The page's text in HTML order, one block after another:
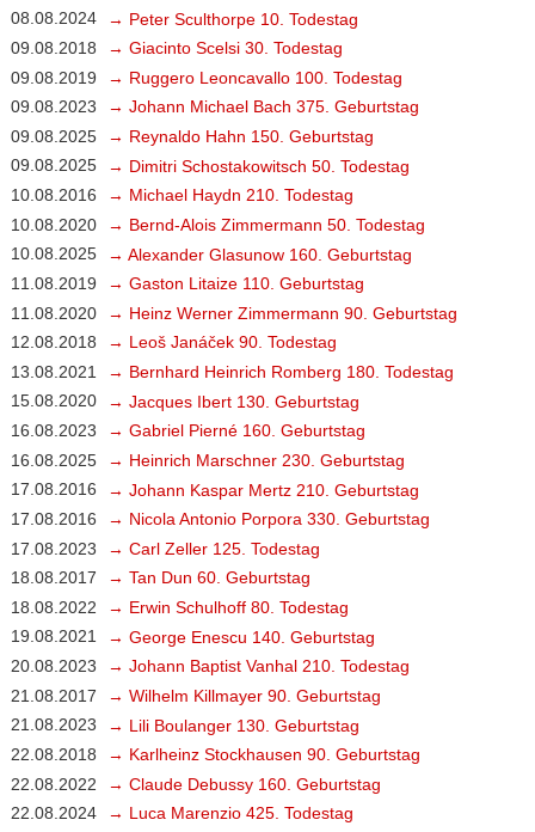
08.08.2024
→ Peter Sculthorpe 10. Todestag
09.08.2018
→ Giacinto Scelsi 30. Todestag
09.08.2019
→ Ruggero Leoncavallo 100. Todestag
09.08.2023
→ Johann Michael Bach 375. Geburtstag
09.08.2025
→ Reynaldo Hahn 150. Geburtstag
09.08.2025
→ Dimitri Schostakowitsch 50. Todestag
10.08.2016
→ Michael Haydn 210. Todestag
10.08.2020
→ Bernd-Alois Zimmermann 50. Todestag
10.08.2025
→ Alexander Glasunow 160. Geburtstag
11.08.2019
→ Gaston Litaize 110. Geburtstag
11.08.2020
→ Heinz Werner Zimmermann 90. Geburtstag
12.08.2018
→ Leoš Janáček 90. Todestag
13.08.2021
→ Bernhard Heinrich Romberg 180. Todestag
15.08.2020
→ Jacques Ibert 130. Geburtstag
16.08.2023
→ Gabriel Pierné 160. Geburtstag
16.08.2025
→ Heinrich Marschner 230. Geburtstag
17.08.2016
→ Johann Kaspar Mertz 210. Geburtstag
17.08.2016
→ Nicola Antonio Porpora 330. Geburtstag
17.08.2023
→ Carl Zeller 125. Todestag
18.08.2017
→ Tan Dun 60. Geburtstag
18.08.2022
→ Erwin Schulhoff 80. Todestag
19.08.2021
→ George Enescu 140. Geburtstag
20.08.2023
→ Johann Baptist Vanhal 210. Todestag
21.08.2017
→ Wilhelm Killmayer 90. Geburtstag
21.08.2023
→ Lili Boulanger 130. Geburtstag
22.08.2018
→ Karlheinz Stockhausen 90. Geburtstag
22.08.2022
→ Claude Debussy 160. Geburtstag
22.08.2024
→ Luca Marenzio 425. Todestag